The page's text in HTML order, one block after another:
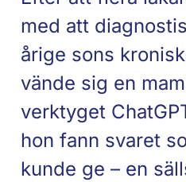
med att
årige sons
vände sig en
verktyget
hon fann svaret
kunde ge – en